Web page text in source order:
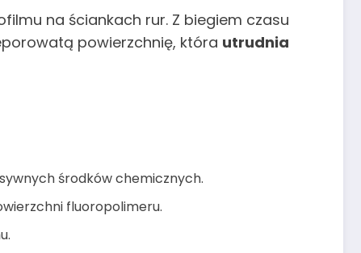
na ściankach rur. Z biegiem czasu
powierzchnię, która utrudnia
środków chemicznych.
fluoropolimeru.